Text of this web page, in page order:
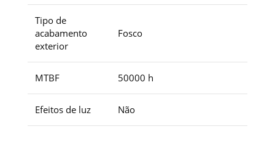
Tipo de
acabamento
exterior
Fosco
MTBF 50000 h
Efeitos de luz Não